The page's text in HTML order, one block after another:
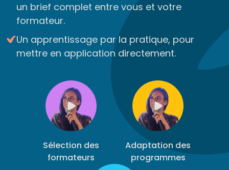
un brief complet entre vous et votre
formateur.
Un apprentissage par la pratique, pour
mettre en application directement.
Sélection des
formateurs
Adaptation des
programmes